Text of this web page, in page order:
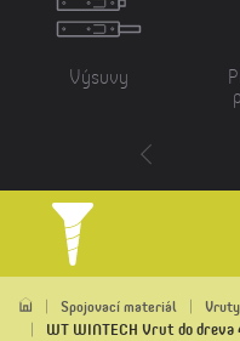
Výsuvy
Spojovací materiál Vruty
WT WINTECH Vrut do